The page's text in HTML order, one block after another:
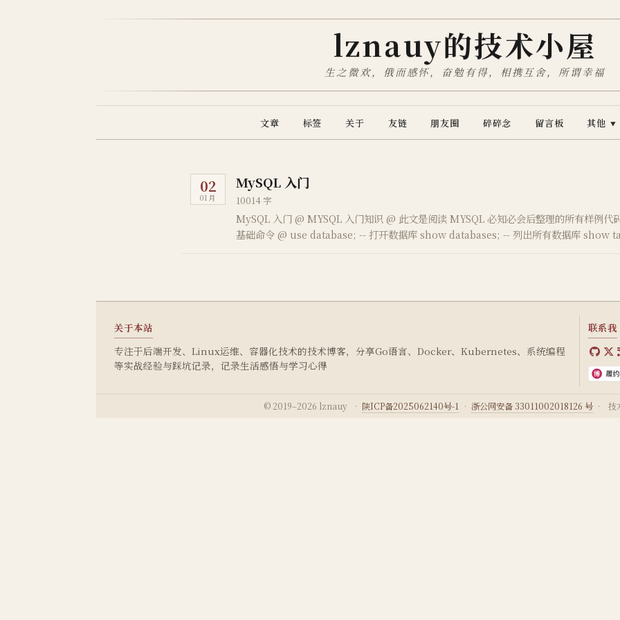
lznauy的技术小屋
生之微欢，俄而感怀，奋勉有得，相携互舍，所谓幸福
文章 标签 关于 友链 朋友圈 碎碎念 留言板 其他 ▼
02
01月
MySQL 入门
10014 字
MySQL 入门 @ MYSQL 入门知识 @ 此文是阅读 MYSQL 必知必会后整理的所有样例代
基础命令 @ use database; -- 打开数据库 show databases; -- 列出所有数据库 show
关于本站
专注于后端开发、Linux运维、容器化技术的技术博客，分享Go语言、Docker、Kubernetes、系统编程
等实战经验与踩坑记录，记录生活感悟与学习心得
联系我
© 2019–2026 lznauy · 陕ICP备2025062140号-1 · 浙公网安备 33011002018126 号 · 技